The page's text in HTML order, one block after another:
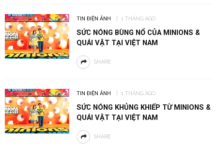
TIN ĐIỆN ẢNH 1 THÁNG AGO
SỨC NÓNG BÙNG NỔ CỦA MINIONS &
QUÁI VẬT TẠI VIỆT NAM
SHARE
TIN ĐIỆN ẢNH 1 THÁNG AGO
SỨC NÓNG KHỦNG KHIẾP TỪ MINIONS &
QUÁI VẬT TẠI VIỆT NAM
SHARE